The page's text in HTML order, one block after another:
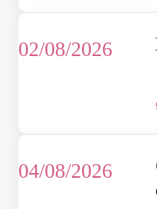
02/08/2026
04/08/2026